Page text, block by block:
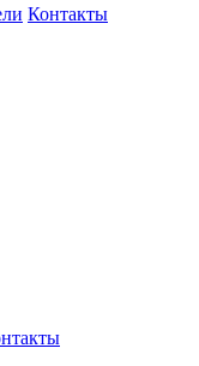
Контакты